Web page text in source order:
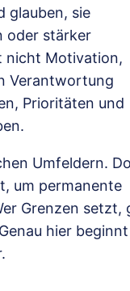
glauben, sie
oder stärker
nicht Motivation,
Verantwortung
Prioritäten und
Umfeldern.
um permanente
Grenzen setzt,
hier beginnt